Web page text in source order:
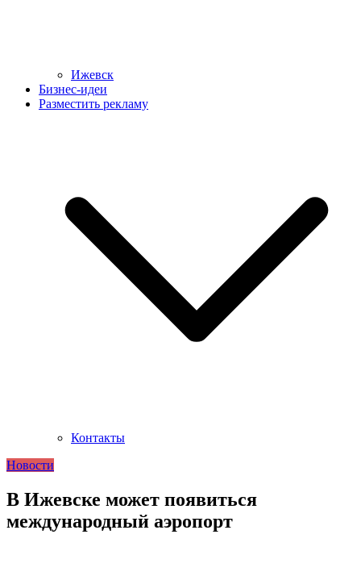
Ижевск
Бизнес-идеи
Разместить рекламу
Контакты
Новости
В Ижевске может появиться
международный аэропорт